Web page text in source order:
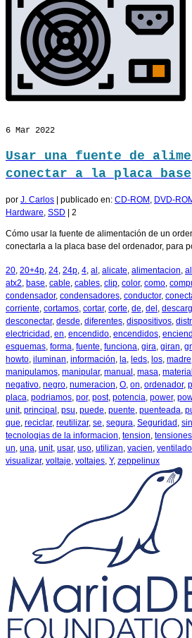
6 Mar 2022
Usar una fuente de
conectar a la placa base
por J. Carlos publicado en: CD-ROM , DVD-
Hardware, SSD 2
Cómo usar la fuente de alimentación de un
conectarla a la placa base del ordenador, para
20, 20+4p, 24, 24p, 4, al , alicate, alimentacion,
atx2, base, cable, cables, clip, color, como,
condensador, condensadores, conductor,
corriente, cortamos, cortar, corte, de, del ,
desconectar, desde, diferentes, dispositivos,
electricidad , en, encendido, encendidos,
esquemas, forma, fuente, funciona, gira, giran,
howto, iluminan, información, la, leds, los, madre
manipulamos, manipular, manual , masa, material
negativo, negro, numeracion, O, on, ordenador,
placa, podriamos, por, post, potencia, power,
unit, principal , psu, puede, puente, puenteada,
que, reciclar, reutilizar, se, segura, Seguridad , sin
tecnologias de la informacion, tension, tensiones
un, una, unit, usar, uso, utilizan, vacien,
visualizar, voltaje, voltajes, Y, zeppelinux